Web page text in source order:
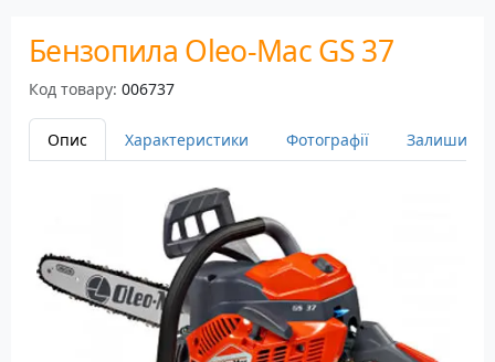
Бензопила Oleo-Mac GS 37
Код товару: 006737
Опис Характеристики Фотографії Залишити